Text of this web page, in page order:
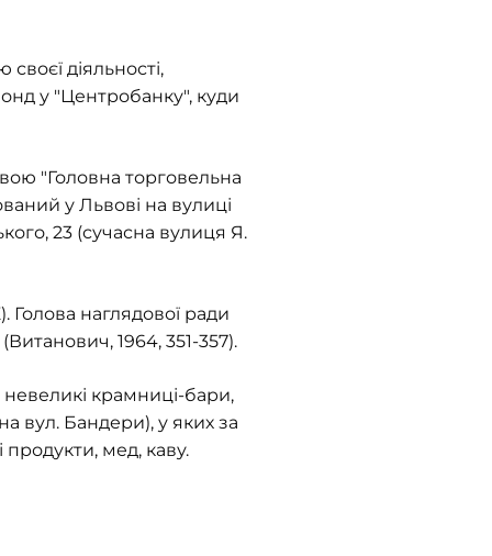
діяльності,
у "Центробанку", куди
"Головна торговельна
у Львові на вулиці
23 (сучасна вулиця Я.
Голова наглядової ради
1964, 351-357).
крамниці-бари,
вул. Бандери), у яких за
мед, каву.